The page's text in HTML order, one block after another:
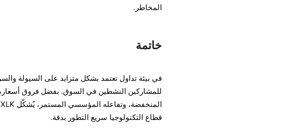
المخاطر.
خاتمة
للمشاركين النشطين في السوق. بفضل فروق أسعاره
قطاع التكنولوجيا سريع التطور بدقة.